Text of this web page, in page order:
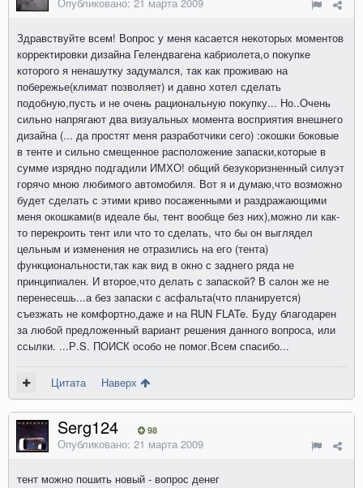
Здравствуйте всем! Вопрос у меня касается некоторых моментов
корректировки дизайна Гелендвагена кабриолета,о покупке
которого я ненашутку задумался, так как проживаю на
побережье(климат позволяет) и давно хотел сделать
подобную,пусть и не очень рациональную покупку... Но..Очень
сильно напрягают два визуальных момента восприятия внешнего
дизайна (... да простят меня разработчики сего) :окошки боковые
в тенте и сильно смещенное расположение запаски,которые в
сумме изрядно подгадили ИМХО! общий безукоризненный силуэт
горячо мною любимого автомобиля. Вот я и думаю,что возможно
будет сделать с этими криво посаженными и раздражающими
меня окошками(в идеале бы, тент вообще без них),можно ли как-
то перекроить тент или что то сделать, что бы он выглядел
цельным и изменения не отразились на его (тента)
функциональности,так как вид в окно с заднего ряда не
принципиален. И второе,что делать с запаской? В салон же не
перенесешь...а без запаски с асфальта(что планируется)
съезжать не комфортно,даже и на RUN FLATe. Буду благодарен
за любой предложенный вариант решения данного вопроса, или
ссылки. ...Р.S. ПОИСК особо не помог.Всем спасибо...
Цитата Наверх
Serg124 98
Опубликовано: 21 марта 2009
тент можно пошить новый - вопрос денег